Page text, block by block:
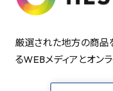
厳選された地方の商
るWEBメディアとオンラ